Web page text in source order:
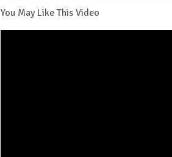
You May Like This Video